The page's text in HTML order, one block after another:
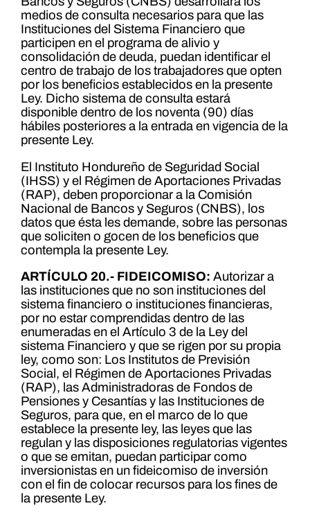
medios de consulta necesarios para que las
Instituciones del Sistema Financiero que
participen en el programa de alivio y
consolidación de deuda, puedan identificar el
centro de trabajo de los trabajadores que opten
por los beneficios establecidos en la presente
Ley. Dicho sistema de consulta estará
disponible dentro de los noventa (90) días
hábiles posteriores a la entrada en vigencia de la
presente Ley.
El Instituto Hondureño de Seguridad Social
(IHSS) y el Régimen de Aportaciones Privadas
(RAP), deben proporcionar a la Comisión
Nacional de Bancos y Seguros (CNBS), los
datos que ésta les demande, sobre las personas
que soliciten o gocen de los beneficios que
contempla la presente Ley.
ARTÍCULO 20.- FIDEICOMISO: Autorizar a
las instituciones que no son instituciones del
sistema financiero o instituciones financieras,
por no estar comprendidas dentro de las
enumeradas en el Artículo 3 de la Ley del
sistema Financiero y que se rigen por su propia
ley, como son: Los Institutos de Previsión
Social, el Régimen de Aportaciones Privadas
(RAP), las Administradoras de Fondos de
Pensiones y Cesantías y las Instituciones de
Seguros, para que, en el marco de lo que
establece la presente ley, las leyes que las
regulan y las disposiciones regulatorias vigentes
o que se emitan, puedan participar como
inversionistas en un fideicomiso de inversión
con el fin de colocar recursos para los fines de
la presente Ley.